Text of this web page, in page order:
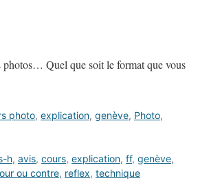
photos… Quel que soit le format que vous
photo, explication, genève, Photo,
h, avis, cours, explication, ff, genève,
ou contre, reflex, technique